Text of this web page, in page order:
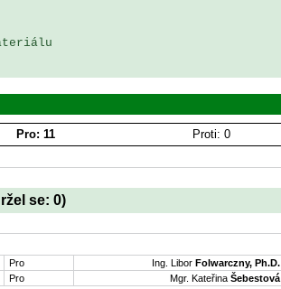
Pro: 11 Proti: 0
se: 0)
Pro Ing. Libor Folwarczny, Ph.D.
Pro Mgr. Kateřina Šebestová